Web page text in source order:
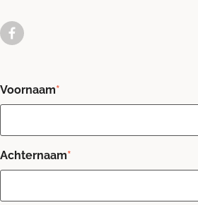
Voornaam*
Achternaam*